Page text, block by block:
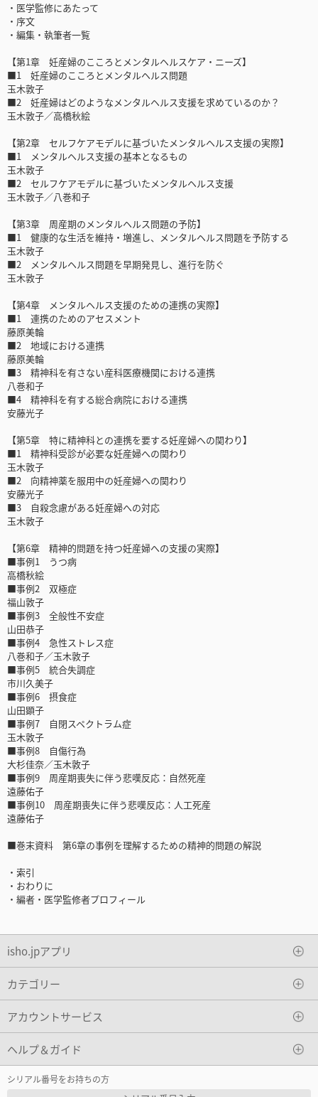
・医学監修にあたって
・序文
・編集・執筆者一覧
【第1章 妊産婦のこころとメンタルヘルスケア・ニーズ】
■1 妊産婦のこころとメンタルヘルス問題
玉木敦子
■2 妊産婦はどのようなメンタルヘルス支援を求めているのか？
玉木敦子／高橋秋絵
【第2章 セルフケアモデルに基づいたメンタルヘルス支援の実際】
■1 メンタルヘルス支援の基本となるもの
玉木敦子
■2 セルフケアモデルに基づいたメンタルヘルス支援
玉木敦子／八巻和子
【第3章 周産期のメンタルヘルス問題の予防】
■1 健康的な生活を維持・増進し、メンタルヘルス問題を予防する
玉木敦子
■2 メンタルヘルス問題を早期発見し、進行を防ぐ
玉木敦子
【第4章 メンタルヘルス支援のための連携の実際】
■1 連携のためのアセスメント
藤原美輪
■2 地域における連携
藤原美輪
■3 精神科を有さない産科医療機関における連携
八巻和子
■4 精神科を有する総合病院における連携
安藤光子
【第5章 特に精神科との連携を要する妊産婦への関わり】
■1 精神科受診が必要な妊産婦への関わり
玉木敦子
■2 向精神薬を服用中の妊産婦への関わり
安藤光子
■3 自殺念慮がある妊産婦への対応
玉木敦子
【第6章 精神的問題を持つ妊産婦への支援の実際】
■事例1 うつ病
高橋秋絵
■事例2 双極症
福山敦子
■事例3 全般性不安症
山田恭子
■事例4 急性ストレス症
八巻和子／玉木敦子
■事例5 統合失調症
市川久美子
■事例6 摂食症
山田顕子
■事例7 自閉スペクトラム症
玉木敦子
■事例8 自傷行為
大杉佳奈／玉木敦子
■事例9 周産期喪失に伴う悲嘆反応：自然死産
遠藤佑子
■事例10 周産期喪失に伴う悲嘆反応：人工死産
遠藤佑子
■巻末資料 第6章の事例を理解するための精神的問題の解説
・索引
・おわりに
・編者・医学監修者プロフィール
isho.jpアプリ
カテゴリー
アカウントサービス
ヘルプ＆ガイド
シリアル番号をお持ちの方